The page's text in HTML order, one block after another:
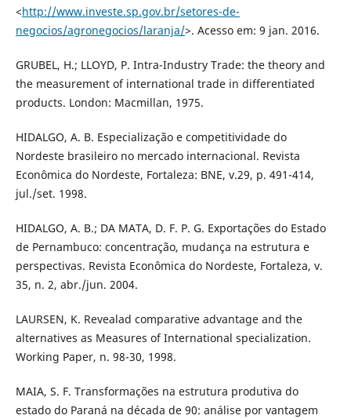
<http://www.investe.sp.gov.br/setores-de-
negocios/agronegocios/laranja/>. Acesso em: 9 jan. 2016.
GRUBEL, H.; LLOYD, P. Intra-Industry Trade: the theory and
the measurement of international trade in differentiated
products. London: Macmillan, 1975.
HIDALGO, A. B. Especialização e competitividade do
Nordeste brasileiro no mercado internacional. Revista
Econômica do Nordeste, Fortaleza: BNE, v.29, p. 491-414,
jul./set. 1998.
HIDALGO, A. B.; DA MATA, D. F. P. G. Exportações do Estado
de Pernambuco: concentração, mudança na estrutura e
perspectivas. Revista Econômica do Nordeste, Fortaleza, v.
35, n. 2, abr./jun. 2004.
LAURSEN, K. Revealad comparative advantage and the
alternatives as Measures of International specialization.
Working Paper, n. 98-30, 1998.
MAIA, S. F. Transformações na estrutura produtiva do
estado do Paraná na década de 90: análise por vantagem